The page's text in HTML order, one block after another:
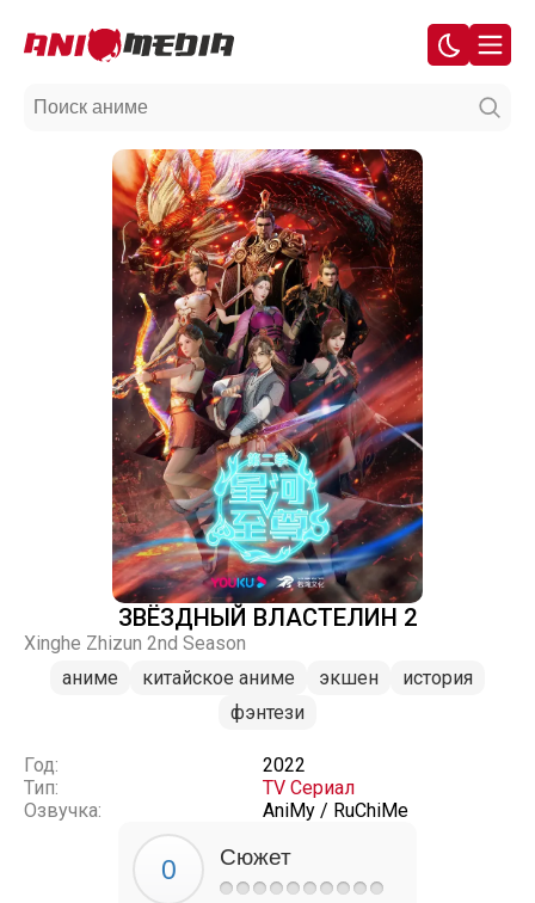
ЗВЁЗДНЫЙ ВЛАСТЕЛИН 2
Xinghe Zhizun 2nd Season
аниме
китайское аниме экшен
история
фэнтези
Год:
2022
Тип:
TV Сериал
Озвучка:
AniMy / RuChiMe
Сюжет